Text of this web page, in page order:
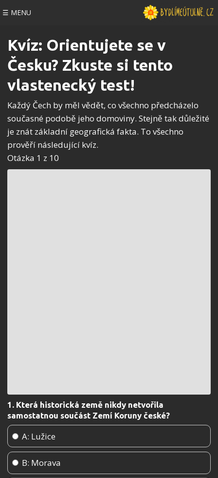
☰ MENU
Kvíz: Orientujete se v
Česku? Zkuste si tento
vlastenecký test!
Každý Čech by měl vědět, co všechno předcházelo
současné podobě jeho domoviny. Stejně tak důležité
je znát základní geografická fakta. To všechno
prověří následující kvíz.
Otázka 1 z 10
1. Která historická země nikdy netvořila
samostatnou součást Zemí Koruny české?
A: Lužice
B: Morava